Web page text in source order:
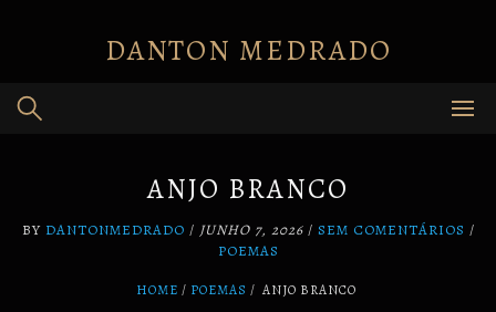
DANTON MEDRADO
ANJO BRANCO
BY DANTONMEDRADO / JUNHO 7, 2026/ SEM COMENTÁRIOS /
POEMAS
HOME POEMAS / ANJO BRANCO